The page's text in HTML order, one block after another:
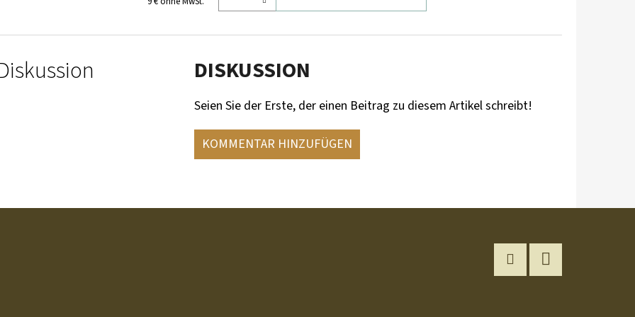
DISKUSSION
Seien Sie der Erste, der einen Beitrag zu diesem Artikel schreibt!
KOMMENTAR HINZUFÜGEN